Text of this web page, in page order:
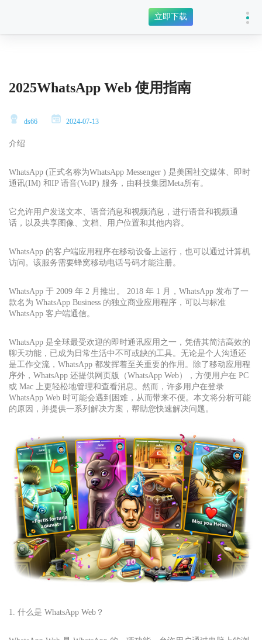
立即下载
2025WhatsApp Web 使用指南
ds66 2024-07-13
介绍
WhatsApp (正式名称为WhatsApp Messenger ) 是美国社交媒体、即时
通讯(IM) 和IP 语音(VoIP) 服务，由科技集团Meta所有。
它允许用户发送文本、语音消息和视频消息，进行语音和视频通
话，以及共享图像、文档、用户位置和其他内容。
WhatsApp 的客户端应用程序在移动设备上运行，也可以通过计算机
访问。该服务需要蜂窝移动电话号码才能注册。
WhatsApp 于 2009 年 2 月推出。 2018 年 1 月，WhatsApp 发布了一
款名为 WhatsApp Business 的独立商业应用程序，可以与标准
WhatsApp 客户端通信。
WhatsApp 是全球最受欢迎的即时通讯应用之一，凭借其简洁高效的
聊天功能，已成为日常生活中不可或缺的工具。无论是个人沟通还
是工作交流，WhatsApp 都发挥着至关重要的作用。除了移动应用程
序外，WhatsApp 还提供网页版（WhatsApp Web），方便用户在 PC
或 Mac 上更轻松地管理和查看消息。然而，许多用户在登录
WhatsApp Web 时可能会遇到困难，从而带来不便。本文将分析可能
的原因，并提供一系列解决方案，帮助您快速解决问题。
1. 什么是 WhatsApp Web？